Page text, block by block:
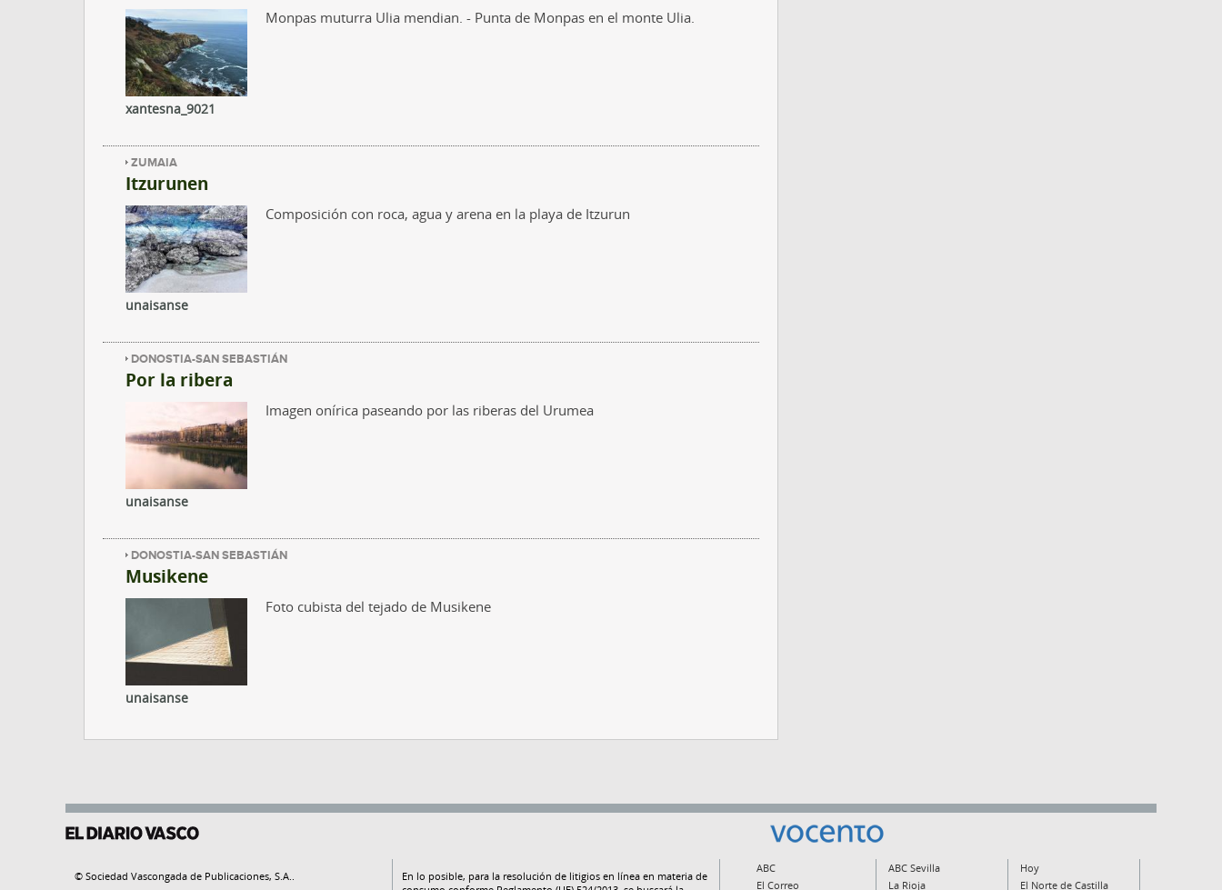
Monpas muturra Ulia mendian. - Punta de Monpas en el monte Ulia.
xantesna_9021
ZUMAIA
Itzurunen
Composición con roca, agua y arena en la playa de Itzurun
unaisanse
DONOSTIA-SAN SEBASTIÁN
Por la ribera
Imagen onírica paseando por las riberas del Urumea
unaisanse
DONOSTIA-SAN SEBASTIÁN
Musikene
Foto cubista del tejado de Musikene
unaisanse
© Sociedad Vascongada de Publicaciones, S.A..
En lo posible, para la resolución de litigios en línea en materia de
ABC ABC Sevilla
Hoy
El Correo
La Rioja El Norte de Castilla